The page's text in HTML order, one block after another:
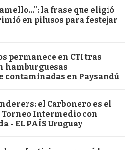
la frase que eligió
en pilusos para festejar
permanece en CTI tras
hamburguesas
contaminadas en Paysandú
el Carbonero es el
Torneo Intermedio con
- EL PAÍS Uruguay